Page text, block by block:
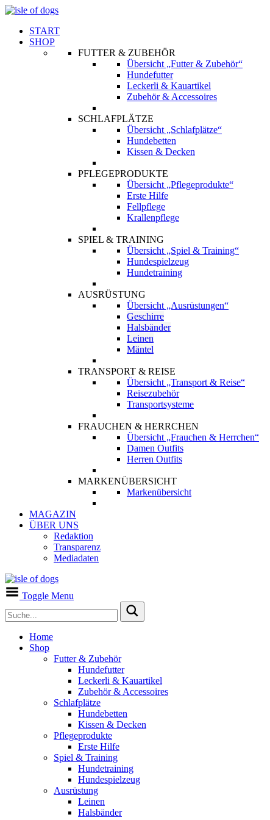
START
SHOP
FUTTER & ZUBEHÖR
Übersicht „Futter & Zubehör“
Hundefutter
Leckerli & Kauartikel
Zubehör & Accessoires
SCHLAFPLÄTZE
Übersicht „Schlafplätze“
Hundebetten
Kissen & Decken
PFLEGEPRODUKTE
Übersicht „Pflegeprodukte“
Erste Hilfe
Fellpflege
Krallenpflege
SPIEL & TRAINING
Übersicht „Spiel & Training“
Hundespielzeug
Hundetraining
AUSRÜSTUNG
Übersicht „Ausrüstungen“
Geschirre
Halsbänder
Leinen
Mäntel
TRANSPORT & REISE
Übersicht „Transport & Reise“
Reisezubehör
Transportsysteme
FRAUCHEN & HERRCHEN
Übersicht „Frauchen & Herrchen“
Damen Outfits
Herren Outfits
MARKENÜBERSICHT
Markenübersicht
MAGAZIN
ÜBER UNS
Redaktion
Transparenz
Mediadaten
Toggle Menu
Home
Shop
Futter & Zubehör
Hundefutter
Leckerli & Kauartikel
Zubehör & Accessoires
Schlafplätze
Hundebetten
Kissen & Decken
Pflegeprodukte
Erste Hilfe
Spiel & Training
Hundetraining
Hundespielzeug
Ausrüstung
Leinen
Halsbänder